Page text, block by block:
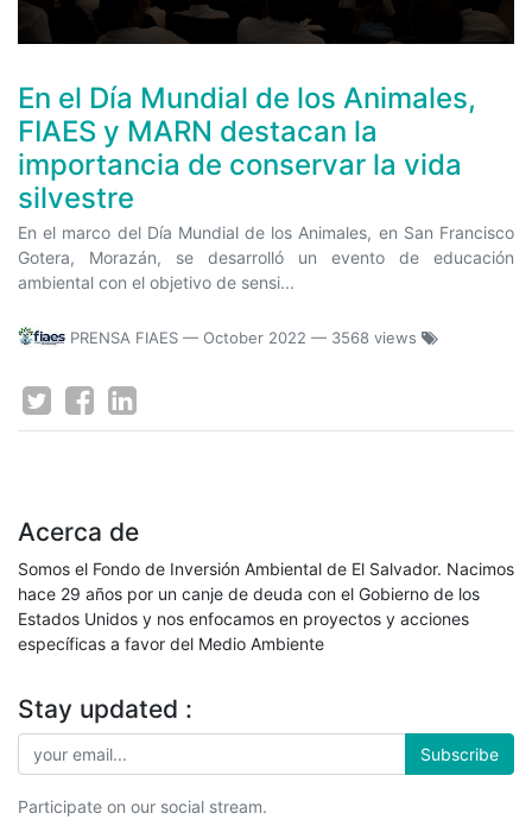
En el Día Mundial de los Animales,
FIAES y MARN destacan la
importancia de conservar la vida
silvestre
En el marco del Día Mundial de los Animales, en San Francisco
Gotera, Morazán, se desarrolló un evento de educación
ambiental con el objetivo de sensi...
PRENSA FIAES — October 2022 — 3568 views
Acerca de
Somos el Fondo de Inversión Ambiental de El Salvador. Nacimos
hace 29 años por un canje de deuda con el Gobierno de los
Estados Unidos y nos enfocamos en proyectos y acciones
específicas a favor del Medio Ambiente
Stay updated :
Subscribe
Participate on our social stream.